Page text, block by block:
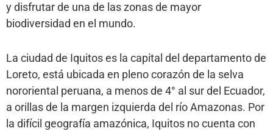
y disfrutar de una de las zonas de mayor
biodiversidad en el mundo.
La ciudad de Iquitos es la capital del departamento de
Loreto, está ubicada en pleno corazón de la selva
nororiental peruana, a menos de 4° al sur del Ecuador,
a orillas de la margen izquierda del río Amazonas. Por
la difícil geografía amazónica, Iquitos no cuenta con